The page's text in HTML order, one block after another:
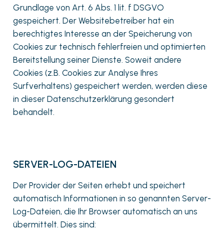
Grundlage von Art. 6 Abs. 1 lit. f DSGVO
gespeichert. Der Websitebetreiber hat ein
berechtigtes Interesse an der Speicherung von
Cookies zur technisch fehlerfreien und optimierten
Bereitstellung seiner Dienste. Soweit andere
Cookies (z.B. Cookies zur Analyse Ihres
Surfverhaltens) gespeichert werden, werden diese
in dieser Datenschutzerklärung gesondert
behandelt.
SERVER-LOG-DATEIEN
Der Provider der Seiten erhebt und speichert
automatisch Informationen in so genannten Server-
Log-Dateien, die Ihr Browser automatisch an uns
übermittelt. Dies sind: